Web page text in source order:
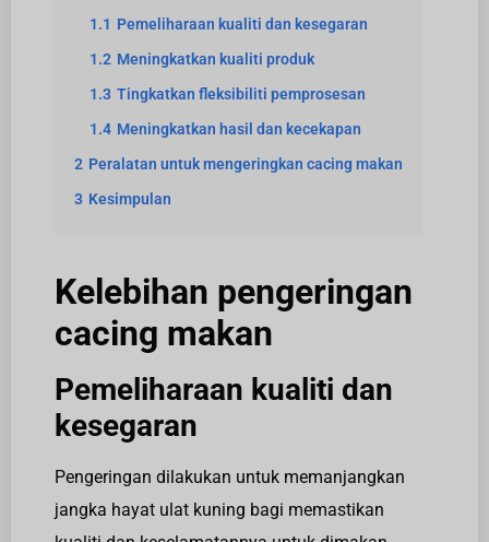
1.1 Pemeliharaan kualiti dan kesegaran
1.2 Meningkatkan kualiti produk
1.3 Tingkatkan fleksibiliti pemprosesan
1.4 Meningkatkan hasil dan kecekapan
2 Peralatan untuk mengeringkan cacing makan
3 Kesimpulan
Kelebihan pengeringan
cacing makan
Pemeliharaan kualiti dan
kesegaran
Pengeringan dilakukan untuk memanjangkan
jangka hayat ulat kuning bagi memastikan